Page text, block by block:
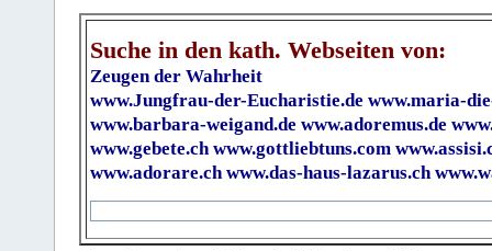
Suche in den kath. Webseiten von:
Zeugen der Wahrheit
www.Jungfrau-der-Eucharistie.de www.maria-
www.barbara-weigand.de www.adoremus.de
www.gebete.ch www.gottliebtuns.com
www.adorare.ch www.das-haus-lazarus.ch